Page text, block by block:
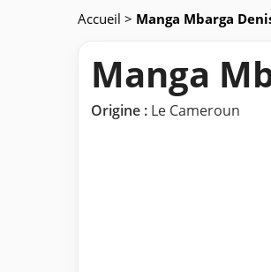
Accueil > Manga Mbarga
Manga
Origine : Le Cameroun